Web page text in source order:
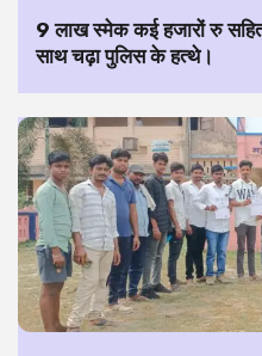
9 लाख स्मेक कई हजारों रु
साथ चढ़ा पुलिस के हत्थे।